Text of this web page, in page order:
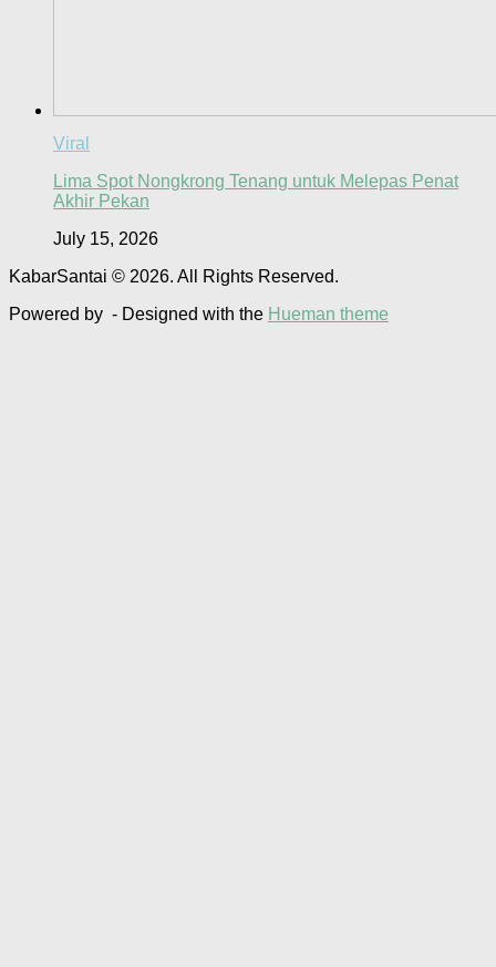
Viral
Lima Spot Nongkrong Tenang untuk Melepas Penat
Akhir Pekan
July 15, 2026
KabarSantai © 2026. All Rights Reserved.
Powered by - Designed with the Hueman theme